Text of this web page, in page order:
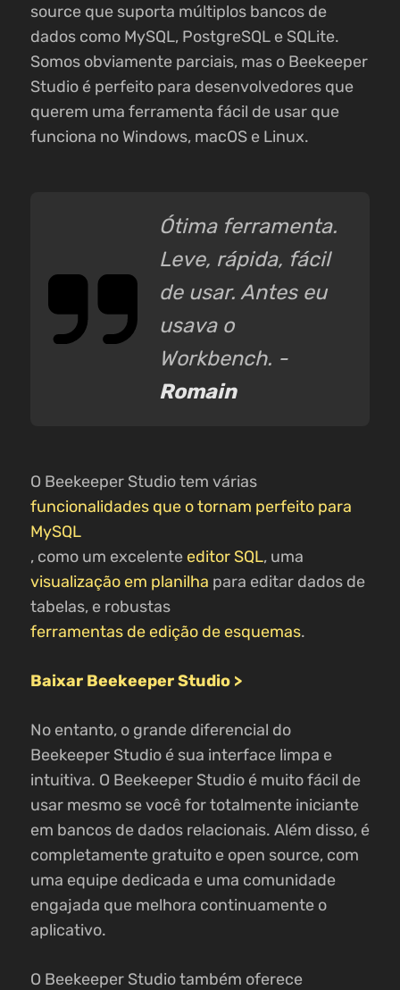
source que suporta múltiplos bancos de
dados como MySQL, PostgreSQL e SQLite.
Somos obviamente parciais, mas o Beekeeper
Studio é perfeito para desenvolvedores que
querem uma ferramenta fácil de usar que
funciona no Windows, macOS e Linux.
Ótima ferramenta.
Leve, rápida, fácil
de usar. Antes eu
usava o
Workbench. -
Romain
O Beekeeper Studio tem várias
funcionalidades que o tornam perfeito para
MySQL
, como um excelenteeditor SQL, uma
visualização em planilha para editar dados de
tabelas, e robustas
ferramentas de edição de esquemas.
Baixar Beekeeper Studio >
No entanto, o grande diferencial do
Beekeeper Studio é sua interface limpa e
intuitiva. O Beekeeper Studio é muito fácil de
usar mesmo se você for totalmente iniciante
em bancos de dados relacionais. Além disso, é
completamente gratuito e open source, com
uma equipe dedicada e uma comunidade
engajada que melhora continuamente o
aplicativo.
O Beekeeper Studio também oferece